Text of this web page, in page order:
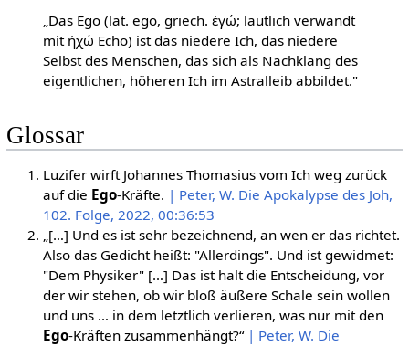
„Das Ego (lat. ego, griech. ἐγώ; lautlich verwandt
mit ἠχώ Echo) ist das niedere Ich, das niedere
Selbst des Menschen, das sich als Nachklang des
eigentlichen, höheren Ich im Astralleib abbildet."
Glossar
Luzifer wirft Johannes Thomasius vom Ich weg zurück
auf die Ego-Kräfte. | Peter, W. Die Apokalypse des Joh,
102. Folge, 2022, 00:36:53
„[…] Und es ist sehr bezeichnend, an wen er das richtet.
Also das Gedicht heißt: "Allerdings". Und ist gewidmet:
"Dem Physiker" […] Das ist halt die Entscheidung, vor
der wir stehen, ob wir bloß äußere Schale sein wollen
und uns … in dem letztlich verlieren, was nur mit den
Ego-Kräften zusammenhängt?“ | Peter, W. Die